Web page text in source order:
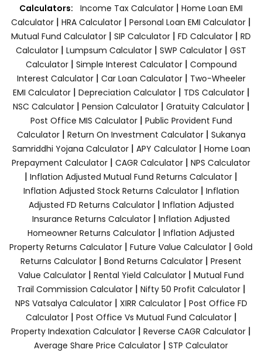
Calculators: Income Tax Calculator | Home Loan EMI
Calculator | HRA Calculator | Personal Loan EMI Calculator |
Mutual Fund Calculator | SIP Calculator | FD Calculator | RD
Calculator | Lumpsum Calculator | SWP Calculator | GST
Calculator| Simple Interest Calculator| Compound
Interest Calculator| Car Loan Calculator| Two-Wheeler
EMI Calculator| Depreciation Calculator| TDS Calculator|
NSC Calculator| Pension Calculator| Gratuity Calculator|
Post Office MIS Calculator| Public Provident Fund
Calculator| Return On Investment Calculator| Sukanya
Samriddhi Yojana Calculator| APY Calculator| Home Loan
Prepayment Calculator | CAGR Calculator | NPS Calculator
| Inflation Adjusted Mutual Fund Returns Calculator |
Inflation Adjusted Stock Returns Calculator| Inflation
Adjusted FD Returns Calculator| Inflation Adjusted
Insurance Returns Calculator | Inflation Adjusted
Homeowner Returns Calculator | Inflation Adjusted
Property Returns Calculator | Future Value Calculator | Gold
Returns Calculator | Bond Returns Calculator | Present
Value Calculator | Rental Yield Calculator | Mutual Fund
Trail Commission Calculator| Nifty 50 Profit Calculator|
NPS Vatsalya Calculator| XIRR Calculator| Post Office FD
Calculator| Post Office Vs Mutual Fund Calculator|
Property Indexation Calculator | Reverse CAGR Calculator |
Average Share Price Calculator | STP Calculator